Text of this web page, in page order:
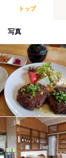
トップ
写真